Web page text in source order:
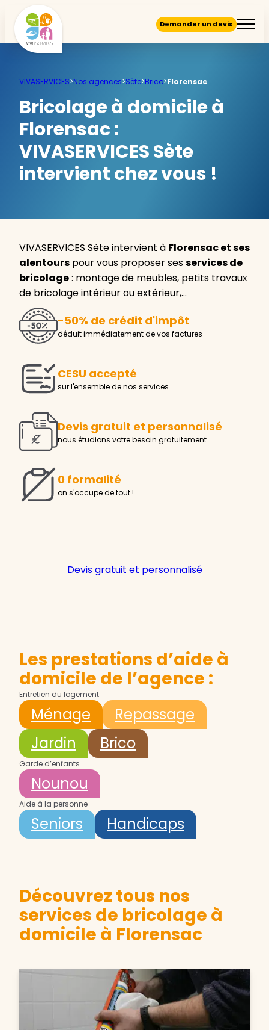
Demander un devis
VIVASERVICES>Nos agences>Sète>Brico>Florensac
Bricolage à domicile à
Florensac :
VIVASERVICES Sète
intervient chez vous !
VIVASERVICES Sète intervient à Florensac et ses
alentours pour vous proposer sesservices de
bricolage: montage de meubles, petits travaux
de bricolage intérieur ou extérieur,…
-50% de crédit d'impôt
déduit immédiatement de vos factures
CESU accepté
sur l'ensemble de nos services
Devis gratuit et personnalisé
nous étudions votre besoin gratuitement
0 formalité
on s'occupe de tout !
Devis gratuit et personnalisé
Les prestations d’aide à
domicile de l’agence :
Entretien du logement
Ménage
Repassage
Jardin
Brico
Garde d’enfants
Nounou
Aide à la personne
Seniors Handicaps
Découvrez tous nos
services de bricolage à
domicile à Florensac